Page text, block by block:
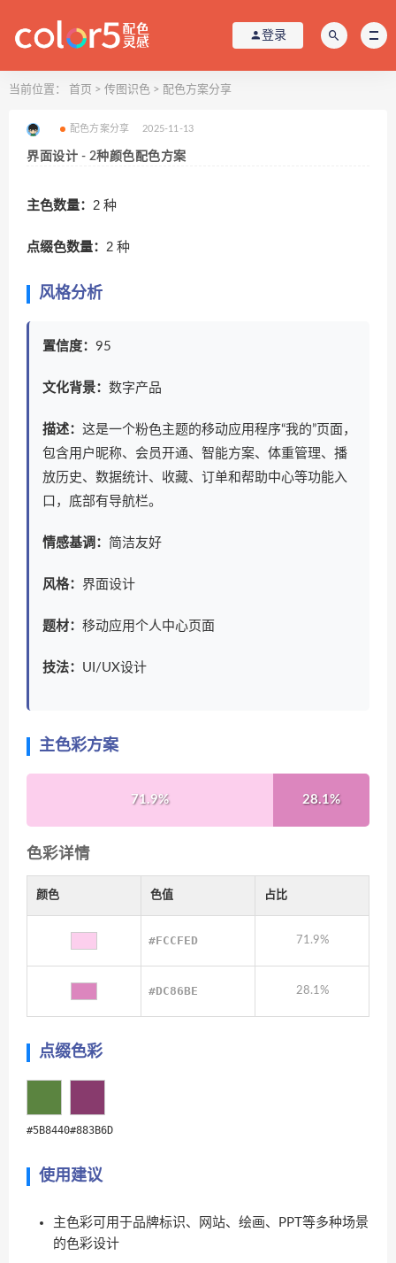
登录
当前位置： 首页 > 传图识色 > 配色方案分享
配色方案分享 2025-11-13
界面设计 - 2种颜色配色方案
主色数量： 2 种
点缀色数量： 2 种
风格分析
置信度： 95
文化背景： 数字产品
描述： 这是一个粉色主题的移动应用程序“我的”页面，
包含用户昵称、会员开通、智能方案、体重管理、播
放历史、数据统计、收藏、订单和帮助中心等功能入
口，底部有导航栏。
情感基调： 简洁友好
风格： 界面设计
题材： 移动应用个人中心页面
技法： UI/UX设计
主色彩方案
71.9% 28.1%
色彩详情
颜色 色值 占比
#FCCFED 71.9%
#DC86BE 28.1%
点缀色彩
#5B8440#883B6D
使用建议
主色彩可用于品牌标识、网站、绘画、PPT等多种场景
的色彩设计